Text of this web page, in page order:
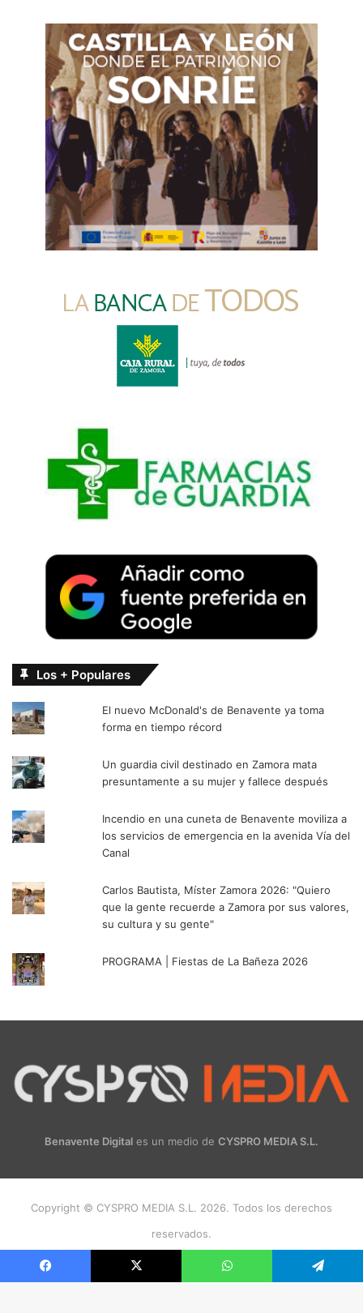
Los + Populares
El nuevo McDonald's de Benavente ya toma
forma en tiempo récord
Un guardia civil destinado en Zamora mata
presuntamente a su mujer y fallece después
Incendio en una cuneta de Benavente moviliza a
los servicios de emergencia en la avenida Vía del
Canal
Carlos Bautista, Míster Zamora 2026: "Quiero
que la gente recuerde a Zamora por sus valores,
su cultura y su gente"
PROGRAMA | Fiestas de La Bañeza 2026
Benavente Digital es un medio de CYSPRO MEDIA S.L.
Copyright © CYSPRO MEDIA S.L. 2026. Todos los derechos
reservados.
Instagram
Facebook X WhatsApp Telegram